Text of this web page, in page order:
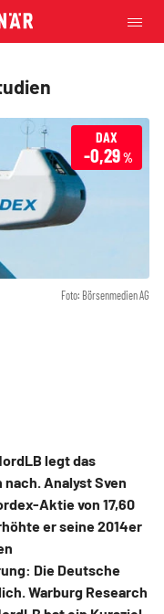
Foto: Börsenmedien AG
DAX
-0,29%
legt das
Analyst Sven
Aktie von 17,60
er seine 2014er
Die Deutsche
Warburg Research